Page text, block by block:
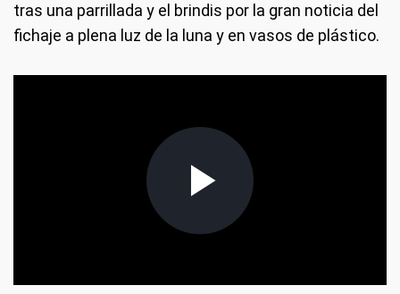
tras una parrillada y el brindis por la gran noticia del
fichaje a plena luz de la luna y en vasos de plástico.